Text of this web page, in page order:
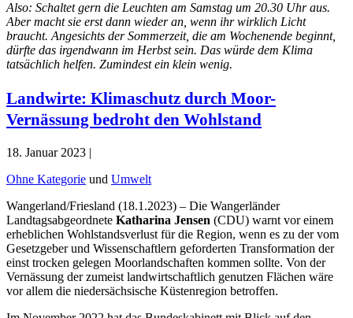
Also: Schaltet gern die Leuchten am Samstag um 20.30 Uhr aus.
Aber macht sie erst dann wieder an, wenn ihr wirklich Licht
braucht. Angesichts der Sommerzeit, die am Wochenende beginnt,
dürfte das irgendwann im Herbst sein. Das würde dem Klima
tatsächlich helfen. Zumindest ein klein wenig.
Landwirte: Klimaschutz durch Moor-
Vernässung bedroht den Wohlstand
18. Januar 2023 |
Ohne Kategorie und Umwelt
Wangerland/Friesland (18.1.2023) – Die Wangerländer
Landtagsabgeordnete Katharina Jensen (CDU) warnt vor einem
erheblichen Wohlstandsverlust für die Region, wenn es zu der vom
Gesetzgeber und Wissenschaftlern geforderten Transformation der
einst trocken gelegen Moorlandschaften kommen sollte. Von der
Vernässung der zumeist landwirtschaftlich genutzen Flächen wäre
vor allem die niedersächsische Küstenregion betroffen.